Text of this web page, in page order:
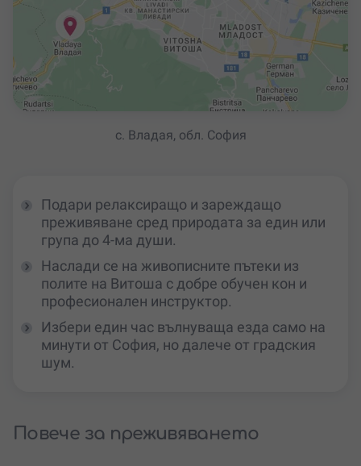
с. Владая, обл. София
Подари релаксиращо и зареждащо
преживяване сред природата за един или
група до 4-ма души.
Наслади се на живописните пътеки из
полите на Витоша с добре обучен кон и
професионален инструктор.
Избери един час вълнуваща езда само на
минути от София, но далече от градския
шум.
Повече за преживяването